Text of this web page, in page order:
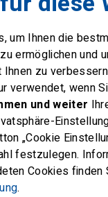
office@swiss-sailing-
FOLLOW US ON
Facebook
um Ihnen die
ermöglichen und
Ihnen zu
verwendet, wenn
und weiter
„Cookie
festzulegen.
Cookies finden
.